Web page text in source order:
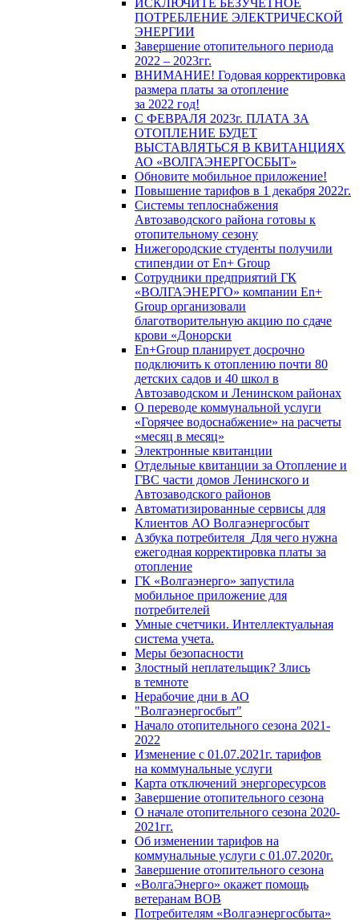
ИСКЛЮЧИТЕ БЕЗУЧЕТНОЕ
ПОТРЕБЛЕНИЕ ЭЛЕКТРИЧЕСКОЙ
ЭНЕРГИИ
Завершение отопительного периода
2022 – 2023гг.
ВНИМАНИЕ! Годовая корректировка
размера платы за отопление
за 2022 год!
С ФЕВРАЛЯ 2023г. ПЛАТА ЗА
ОТОПЛЕНИЕ БУДЕТ
ВЫСТАВЛЯТЬСЯ В КВИТАНЦИЯХ
АО «ВОЛГАЭНЕРГОСБЫТ»
Обновите мобильное приложение!
Повышение тарифов в 1 декабря 2022г.
Системы теплоснабжения
Автозаводского района готовы к
отопительному сезону
Нижегородские студенты получили
стипендии от En+ Group
Сотрудники предприятий ГК
«ВОЛГАЭНЕРГО» компании En+
Group организовали
благотворительную акцию по сдаче
крови «Донорски
En+Group планирует досрочно
подключить к отоплению почти 80
детских садов и 40 школ в
Автозаводском и Ленинском районах
О переводе коммунальной услуги
«Горячее водоснабжение» на расчеты
«месяц в месяц»
Электронные квитанции
Отдельные квитанции за Отопление и
ГВС части домов Ленинского и
Автозаводского районов
Автоматизированные сервисы для
Клиентов АО Волгаэнергосбыт
Азбука потребителя_Для чего нужна
ежегодная корректировка платы за
отопление
ГК «Волгаэнерго» запустила
мобильное приложение для
потребителей
Умные счетчики. Интеллектуальная
система учета.
Меры безопасности
Злостный неплательщик? Злись
в темноте
Нерабочие дни в АО
"Волгаэнергосбыт"
Начало отопительного сезона 2021-
2022
Изменение с 01.07.2021г. тарифов
на коммунальные услуги
Карта отключений энергоресурсов
Завершение отопительного сезона
О начале отопительного сезона 2020-
2021гг.
Об изменении тарифов на
коммунальные услуги с 01.07.2020г.
Завершение отопительного сезона
«ВолгаЭнерго» окажет помощь
ветеранам ВОВ
Потребителям «Волгаэнергосбыта»